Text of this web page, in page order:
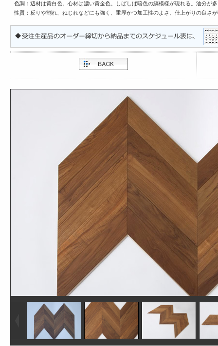
色調：辺材は黄白色。心材は濃い黄金色。しばしば暗色の縞模様が現れる。油分が
性質：反りや割れ、ねじれなどにも強く、重厚かつ加工性のよさ、仕上がりの良さ